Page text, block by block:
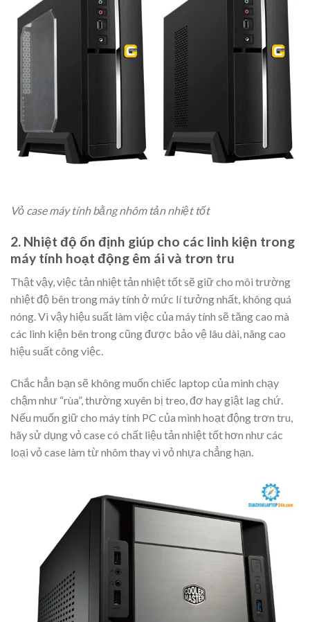
Vỏ case máy tính bằng nhôm tản nhiệt tốt
2. Nhiệt độ ổn định giúp cho các linh kiện trong
máy tính hoạt động êm ái và trơn tru
Thật vậy, việc tản nhiệt tản nhiệt tốt sẽ giữ cho môi trường
nhiệt độ bên trong máy tính ở mức lí tưởng nhất, không quá
nóng. Vì vậy hiệu suất làm việc của máy tính sẽ tăng cao mà
các linh kiện bên trong cũng được bảo vệ lâu dài, nâng cao
hiệu suất công việc.
Chắc hẳn bạn sẽ không muốn chiếc laptop của mình chạy
chậm như “rùa”, thường xuyên bị treo, đơ hay giật lag chứ.
Nếu muốn giữ cho máy tính PC của mình hoạt động trơn tru,
hãy sử dụng vỏ case có chất liệu tản nhiệt tốt hơn như các
loại vỏ case làm từ nhôm thay vì vỏ nhựa chẳng hạn.